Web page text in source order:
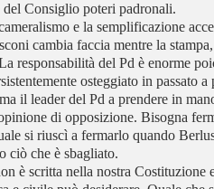
del Consiglio poteri padronali.
e la semplificazione
cambia faccia mentre la
responsabilità del Pd è enorme
osteggiato in passato
il leader del Pd a prendere in
di opposizione. Bisogna
si riuscì a fermarlo quando
ciò che è sbagliato.
è scritta nella nostra Costituzione